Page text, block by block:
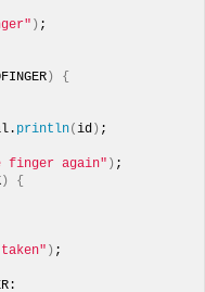
) ;
)
{
println(id ) ;
finger again" ) ;
)
{
) ;